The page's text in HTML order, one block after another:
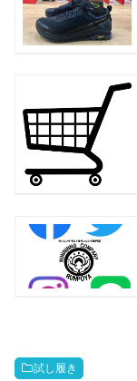
試し履き